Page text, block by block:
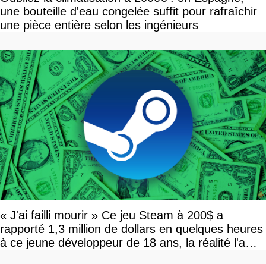
une bouteille d'eau congelée suffit pour rafraîchir
une pièce entière selon les ingénieurs
« J'ai failli mourir » Ce jeu Steam à 200$ a
rapporté 1,3 million de dollars en quelques heures
à ce jeune développeur de 18 ans, la réalité l'a